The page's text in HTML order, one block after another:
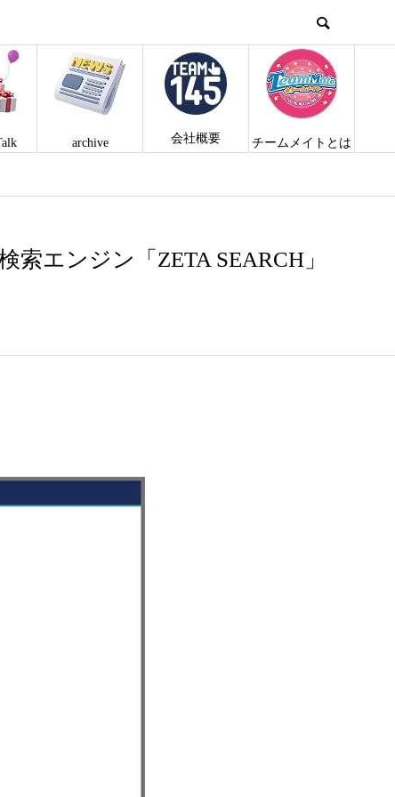
archive 会社概要 チームメイトとは
エンジン「ZETA SEARCH」